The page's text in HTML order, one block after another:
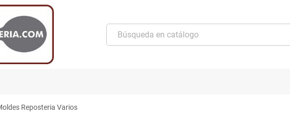
Reposteria Varios